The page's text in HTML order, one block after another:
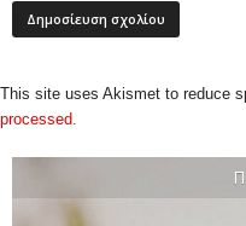
This site uses Akismet to reduce
processed.